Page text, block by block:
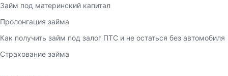
Займ под материнский капитал
Пролонгация займа
Как получить займ под залог ПТС и не остаться без автомобиля
Страхование займа